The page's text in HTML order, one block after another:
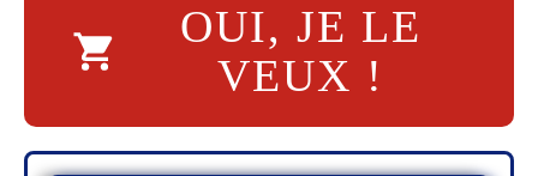
OUI, JE LE
VEUX !